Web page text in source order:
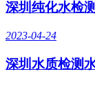
深圳纯化水检
2023-04-24
深圳水质检测